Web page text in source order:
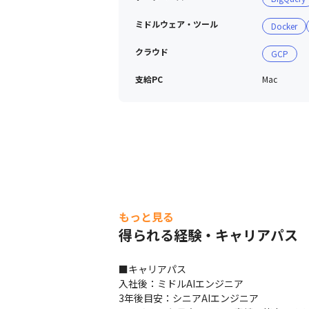
ミドルウェア・ツール Docker
クラウド GCP
支給PC Mac
もっと見る
得られる経験・キャリアパス
■キャリアパス
入社後：ミドルAIエンジニア
3年後目安：シニアAIエンジニア